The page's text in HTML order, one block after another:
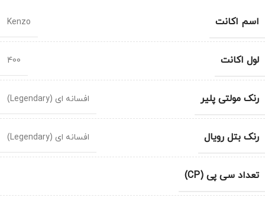
اسم اکانت Kenzo
لول اکانت 400
رنک مولتی پلیر افسانه ای (Legendary)
رنک بتل رویال افسانه ای (Legendary)
تعداد سی پی (CP)